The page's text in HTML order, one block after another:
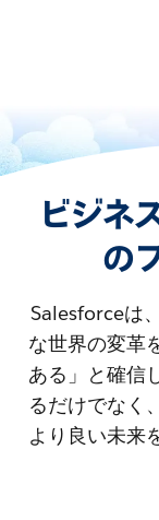
ビジネ
の
Salesforceは
な世界の変革
ある」と確信
るだけでなく
より良い未来